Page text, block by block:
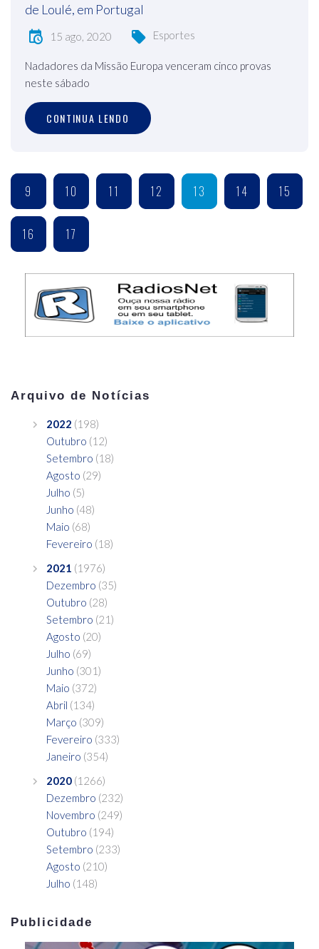
de Loulé, em Portugal
15 ago, 2020 Esportes
Nadadores da Missão Europa venceram cinco provas
neste sábado
CONTINUA LENDO
9 10 11 12 13 14 15
16 17
Arquivo de Notícias
2022 (198)
Outubro (12)
Setembro (18)
Agosto (29)
Julho (5)
Junho (48)
Maio (68)
Fevereiro (18)
2021 (1976)
Dezembro (35)
Outubro (28)
Setembro (21)
Agosto (20)
Julho (69)
Junho (301)
Maio (372)
Abril (134)
Março (309)
Fevereiro (333)
Janeiro (354)
2020 (1266)
Dezembro (232)
Novembro (249)
Outubro (194)
Setembro (233)
Agosto (210)
Julho (148)
Publicidade